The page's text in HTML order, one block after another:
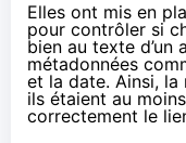
Elles ont mis en
pour contrôler si
bien au texte d’un
métadonnées
et la date. Ainsi,
ils étaient au
correctement le